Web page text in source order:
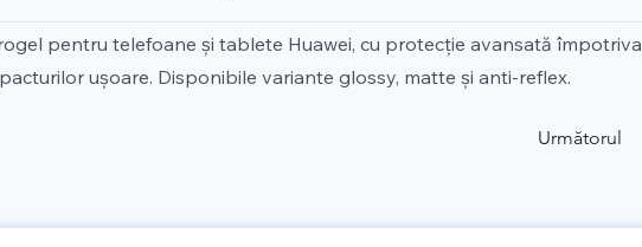
pentru telefoane și tablete Huawei, cu protecție avansată împotriva
ușoare. Disponibile variante glossy, matte și anti-reflex.
Următorul